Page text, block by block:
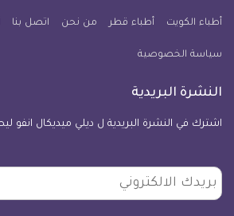
للآيفون
أطباء الكويت أطباء قطر من نحن اتصل بنا
سياسة الخصوصية
النشرة البريدية
اشترك في النشرة البريدية ل ديلي ميديكال انفو
بريدك
الالكتروني